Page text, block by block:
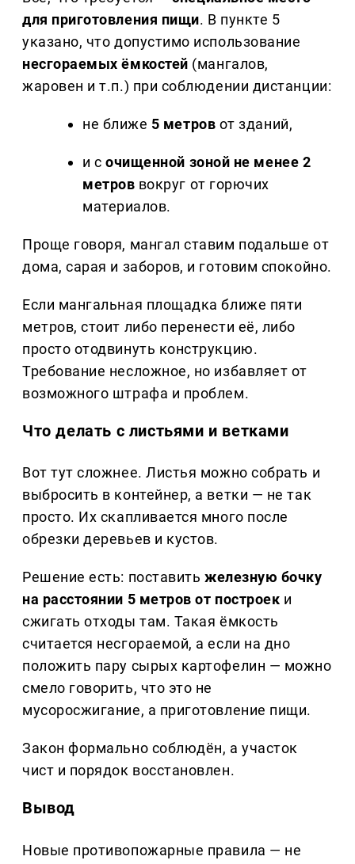
для приготовления пищи. В пункте 5
указано, что допустимо использование
несгораемых ёмкостей (мангалов,
жаровен и т.п.) при соблюдении дистанции:
не ближе 5 метров от зданий,
и сочищенной зоной не менее 2
метров вокруг от горючих
материалов.
Проще говоря, мангал ставим подальше от
дома, сарая и заборов, и готовим спокойно.
Если мангальная площадка ближе пяти
метров, стоит либо перенести её, либо
просто отодвинуть конструкцию.
Требование несложное, но избавляет от
возможного штрафа и проблем.
Что делать с листьями и ветками
Вот тут сложнее. Листья можно собрать и
выбросить в контейнер, а ветки — не так
просто. Их скапливается много после
обрезки деревьев и кустов.
Решение есть: поставить железную бочку
на расстоянии 5 метров от построек и
сжигать отходы там. Такая ёмкость
считается несгораемой, а если на дно
положить пару сырых картофелин — можно
смело говорить, что это не
мусоросжигание, а приготовление пищи.
Закон формально соблюдён, а участок
чист и порядок восстановлен.
Вывод
Новые противопожарные правила — не